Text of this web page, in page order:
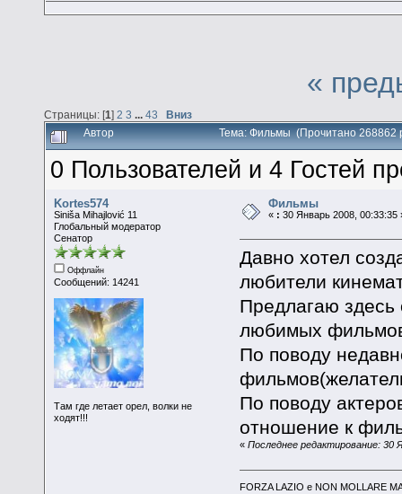
«
Страницы: [1] 2 3 43 Вниз
Автор Тема: Фильмы (Прочитано 268862
0 Пользователей и 4 Гостей
Kortes574
Siniša Mihajlović 11
Глобальный модератор
Сенатор
Оффлайн
Сообщений: 14241
Там где летает орел, волки не
ходят!!!
Фильмы
« : 30 Январь 2008, 00:33:35
Давно хотел
любители
Предлагаю здесь
любимых
По поводу
По поводу
отношение к
« Последнее редактирование: 30
FORZA LAZIO e NON MOLLARE